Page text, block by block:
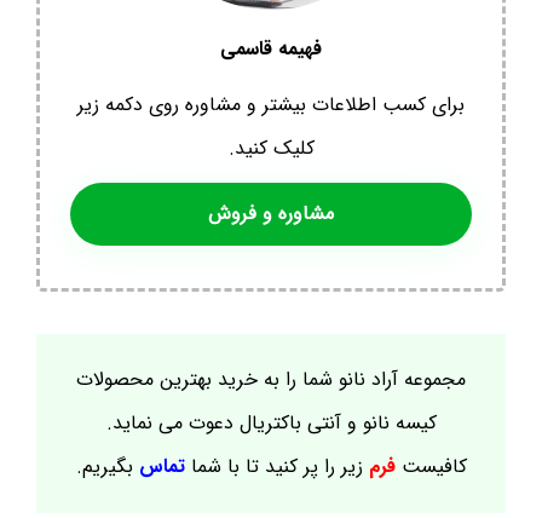
فهیمه قاسمی
برای کسب اطلاعات بیشتر و مشاوره روی دکمه زیر
کلیک کنید.
مشاوره و فروش
مجموعه آراد نانو شما را به خرید بهترین محصولات
کیسه نانو و آنتی باکتریال دعوت می نماید.
کافیستفرم زیر را پر کنید تا با شماتماس بگیریم.